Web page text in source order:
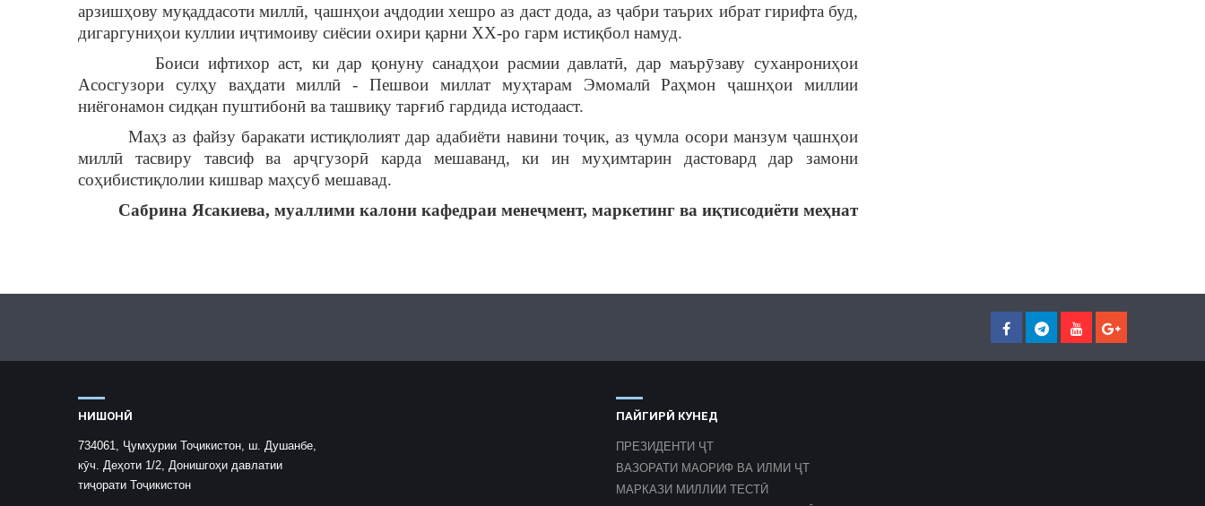
арзишҳову муқаддасоти миллӣ, ҷашнҳои аҷдодии хешро аз даст дода, аз ҷабри таърих ибрат гирифта буд,
дигаргуниҳои куллии иҷтимоиву сиёсии охири қарни ХХ-ро гарм истиқбол намуд.
Боиси ифтихор аст, ки дар қонуну санадҳои расмии давлатӣ, дар маърӯзаву суханрониҳои
Асосгузори сулҳу ваҳдати миллӣ - Пешвои миллат муҳтарам Эмомалӣ Раҳмон ҷашнҳои миллии
ниёгонамон сидқан пуштибонӣ ва ташвиқу тарғиб гардида истодааст.
Маҳз аз файзу баракати истиқлолият дар адабиёти навини тоҷик, аз ҷумла осори манзум ҷашнҳои
миллӣ тасвиру тавсиф ва арҷгузорӣ карда мешаванд, ки ин муҳимтарин дастовард дар замони
соҳибистиқлолии кишвар маҳсуб мешавад.
Сабрина Ясакиева, муаллими калони кафедраи менеҷмент, маркетинг ва иқтисодиёти меҳнат
НИШОНӢ
734061, Ҷумҳурии Тоҷикистон, ш. Душанбе,
кӯч. Деҳоти 1/2, Донишгоҳи давлатии
тиҷорати Тоҷикистон
ПАЙГИРӢ КУНЕД
ПРЕЗИДЕНТИ ҶТ
ВАЗОРАТИ МАОРИФ ВА ИЛМИ ҶТ
МАРКАЗИ МИЛЛИИ ТЕСТӢ